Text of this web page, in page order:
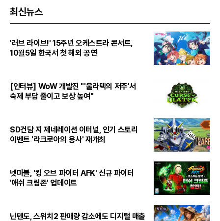
최신뉴스
'러브 라이브!' 15주년 오케스트라 콘서트,
10월5일 한국서 첫 해외 공연
[인터뷰] WoW 개발진 "'울라텍의 저주'서
숙제 부담 줄이고 보상 높여"
SD건담 지 제네레이션 이터널, 인기 스토리
이벤트 '라크로아의 용사' 재개최
넷마블, '킹 오브 파이터 AFK' 신규 파이터
'애쉬 크림존' 업데이트
닌텐도, 스위치2 판매량 감소에도 디지털 매출